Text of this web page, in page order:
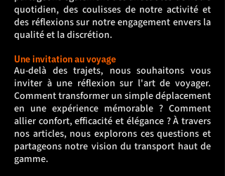
quotidien, des coulisses de notre activité et
des réflexions sur notre engagement envers la
qualité et la discrétion.
Une invitation au voyage
Au-delà des trajets, nous souhaitons vous
inviter à une réflexion sur l'art de voyager.
Comment transformer un simple déplacement
en une expérience mémorable ? Comment
allier confort, efficacité et élégance ? À travers
nos articles, nous explorons ces questions et
partageons notre vision du transport haut de
gamme.